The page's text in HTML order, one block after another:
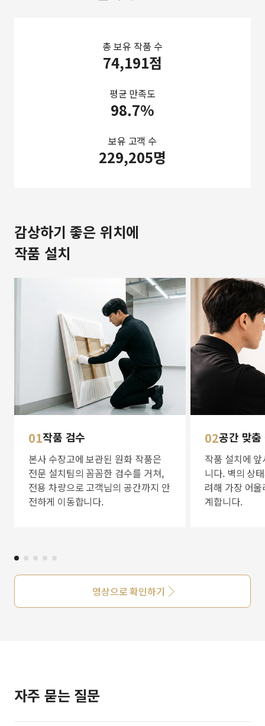
총 보유 작품 수
74,191점
평균 만족도
98.7%
보유 고객 수
229,205명
감상하기 좋은 위치에
작품 설치
01작품 검수
본사 수장고에 보관된 원화 작품은
전문 설치팀의 꼼꼼한 검수를 거쳐,
전용 차량으로 고객님의 공간까지 안
전하게 이동합니다.
02공간 맞
작품 설치에
니다. 벽의 상
려해 가장 어
계합니다.
영상으로 확인하기
자주 묻는 질문